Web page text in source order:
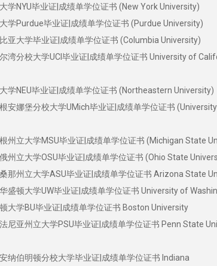
学NYU毕业证|成绩单学位证书 (New York University)
学Purdue毕业证|成绩单学位证书 (Purdue University)
亚大学毕业证|成绩单学位证书 (Columbia University)
湾分校大学UCI毕业证|成绩单学位证书 University of
学NEU毕业证|成绩单学位证书 (Northeastern University)
安娜堡分校大学UMich毕业证|成绩单学位证书
州立大学MSU毕业证|成绩单学位证书 (Michigan State
州立大学OSU毕业证|成绩单学位证书 (Ohio State
那州立大学ASU毕业证|成绩单学位证书 Arizona State
盛顿大学UW毕业证|成绩单学位证书 University of
大学BU毕业证|成绩单学位证书 Boston University
尼亚州立大学PSU毕业证|成绩单学位证书 Penn State
纳伯明顿分校大学毕业证|成绩单学位证书 Indiana